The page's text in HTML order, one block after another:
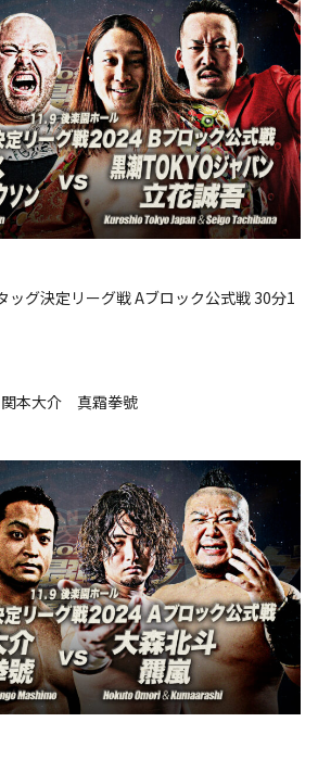
グ決定リーグ戦 Aブロック公式戦 30分1
本大介 真霜拳號